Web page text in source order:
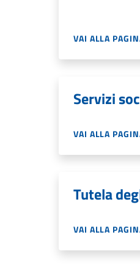
VAI ALLA
Servizi
VAI ALLA
Tutela
VAI ALLA